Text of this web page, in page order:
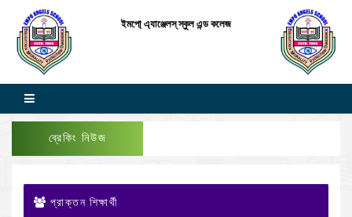
ইমপো্ এ্যাঞ্জেলস্ স্কুল এন্ড কলেজ
ব্রেকিং নিউজ
প্রাক্তন শিক্ষার্থী